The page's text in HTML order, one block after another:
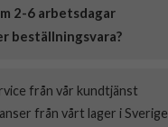
2-6 arbetsdagar
beställningsvara?
från vår kundtjänst
från vårt lager i Sverige